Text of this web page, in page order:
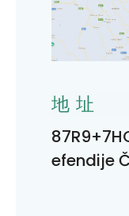
地址
efendije